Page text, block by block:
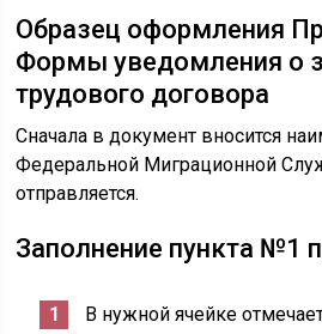
Образец оформления
Формы уведомления о
трудового договора
Сначала в документ вносится
Федеральной Миграционной
отправляется.
Заполнение пункта №1
В нужной ячейке